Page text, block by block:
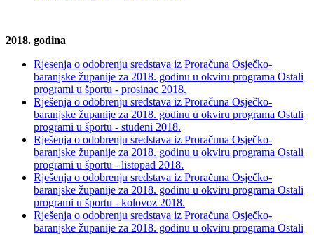
2018. godina
Rjesenja o odobrenju sredstava iz Proračuna Osječko-
baranjske županije za 2018. godinu u okviru programa Ostali
programi u športu - prosinac 2018.
Rješenja o odobrenju sredstava iz Proračuna Osječko-
baranjske županije za 2018. godinu u okviru programa Ostali
programi u športu - studeni 2018.
Rješenja o odobrenju sredstava iz Proračuna Osječko-
baranjske županije za 2018. godinu u okviru programa Ostali
programi u športu - listopad 2018.
Rješenja o odobrenju sredstava iz Proračuna Osječko-
baranjske županije za 2018. godinu u okviru programa Ostali
programi u športu - kolovoz 2018.
Rješenja o odobrenju sredstava iz Proračuna Osječko-
baranjske županije za 2018. godinu u okviru programa Ostali